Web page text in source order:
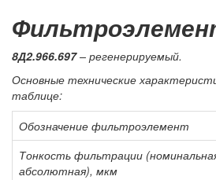
8Д2.966.697 – регенерируемый.
Основные технические
таблице:
Обозначение фильтроэлемент
Тонкость фильтрации
абсолютная), мкм